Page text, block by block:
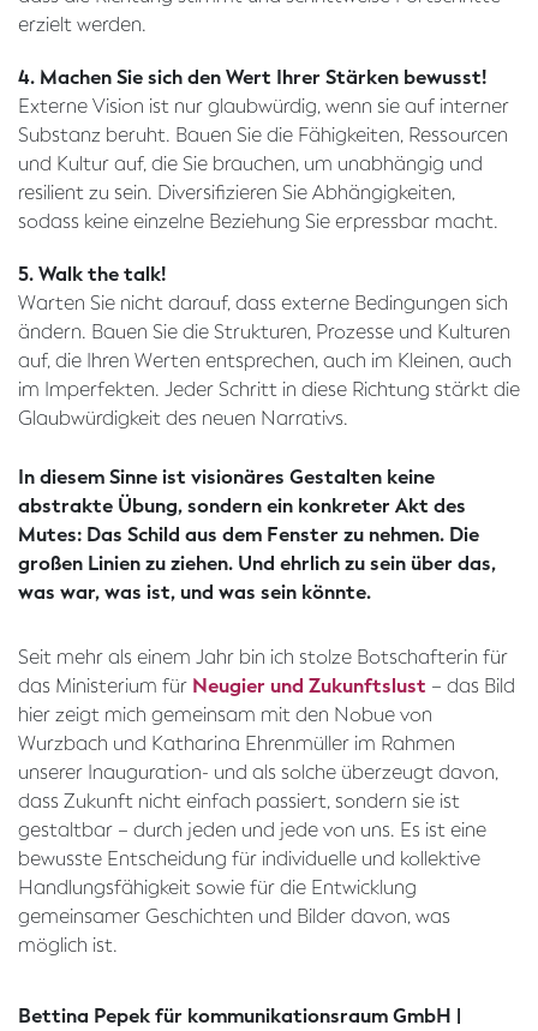
erzielt werden.
4. Machen Sie sich den Wert Ihrer Stärken bewusst!
Externe Vision ist nur glaubwürdig, wenn sie auf interner
Substanz beruht. Bauen Sie die Fähigkeiten, Ressourcen
und Kultur auf, die Sie brauchen, um unabhängig und
resilient zu sein. Diversifizieren Sie Abhängigkeiten,
sodass keine einzelne Beziehung Sie erpressbar macht.
5. Walk the talk!
Warten Sie nicht darauf, dass externe Bedingungen sich
ändern. Bauen Sie die Strukturen, Prozesse und Kulturen
auf, die Ihren Werten entsprechen, auch im Kleinen, auch
im Imperfekten. Jeder Schritt in diese Richtung stärkt die
Glaubwürdigkeit des neuen Narrativs.
In diesem Sinne ist visionäres Gestalten keine
abstrakte Übung, sondern ein konkreter Akt des
Mutes: Das Schild aus dem Fenster zu nehmen. Die
großen Linien zu ziehen. Und ehrlich zu sein über das,
was war, was ist, und was sein könnte.
Seit mehr als einem Jahr bin ich stolze Botschafterin für
das Ministerium für Neugier und Zukunftslust – das Bild
hier zeigt mich gemeinsam mit den Nobue von
Wurzbach und Katharina Ehrenmüller im Rahmen
unserer Inauguration- und als solche überzeugt davon,
dass Zukunft nicht einfach passiert, sondern sie ist
gestaltbar – durch jeden und jede von uns. Es ist eine
bewusste Entscheidung für individuelle und kollektive
Handlungsfähigkeit sowie für die Entwicklung
gemeinsamer Geschichten und Bilder davon, was
möglich ist.
Bettina Pepek für kommunikationsraum GmbH |